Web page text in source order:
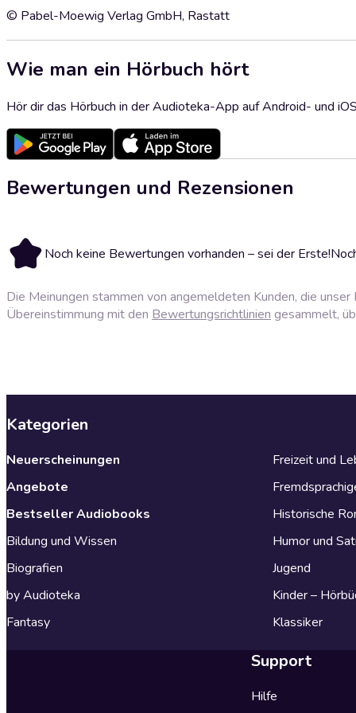
© Pabel-Moewig Verlag GmbH, Rastatt
Wie man ein Hörbuch hört
Hör dir das Hörbuch in der Audioteka-App auf Android- und
Bewertungen und Rezensionen
Noch keine Bewertungen vorhanden – sei der Erste!
Die Meinungen stammen von angemeldeten Kunden, die
Übereinstimmung mit den Bewertungsrichtlinien gesammelt,
Kategorien
Neuerscheinungen
Angebote
Bestseller Audiobooks
Bildung und Wissen
Biografien
by Audioteka
Fantasy
Freizeit und
Historische
Humor und
Jugend
Kinder –
Klassiker
Support
Hilfe